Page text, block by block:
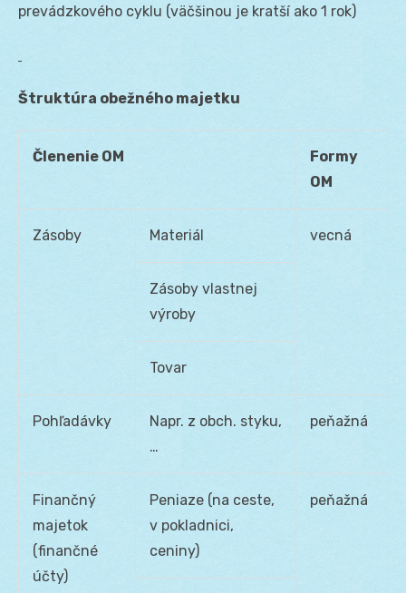
prevádzkového cyklu (väčšinou je kratší ako 1 rok)
Štruktúra obežného majetku
Členenie OM
Formy
OM
Zásoby Materiál vecná
Zásoby vlastnej
výroby
Tovar
Pohľadávky
Napr. z obch. styku,
…
peňažná
Finančný
majetok
(finančné
účty)
Peniaze (na ceste,
v pokladnici,
ceniny)
peňažná